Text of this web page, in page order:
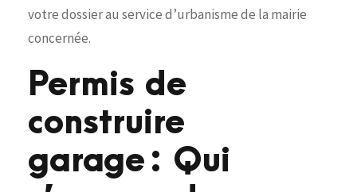
votre dossier au service d’urbanisme de la mairie
concernée.
Permis de
construire
garage : Qui